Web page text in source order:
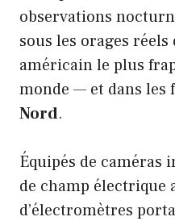
observations
sous les orages réels
américain le plus
monde — et dans les
Nord.
Équipés de caméras
de champ électrique
d’électromètres